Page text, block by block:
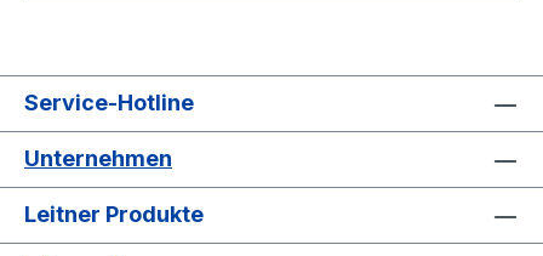
Service-Hotline
Unternehmen
Leitner Produkte